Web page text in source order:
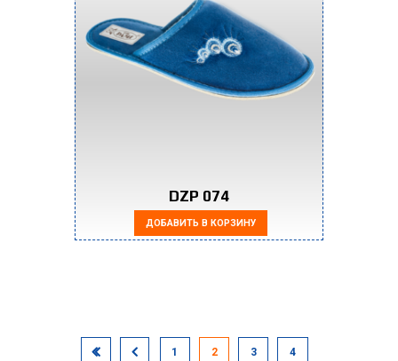
DZP 074
ДОБАВИТЬ В КОРЗИНУ
1 2 3 4